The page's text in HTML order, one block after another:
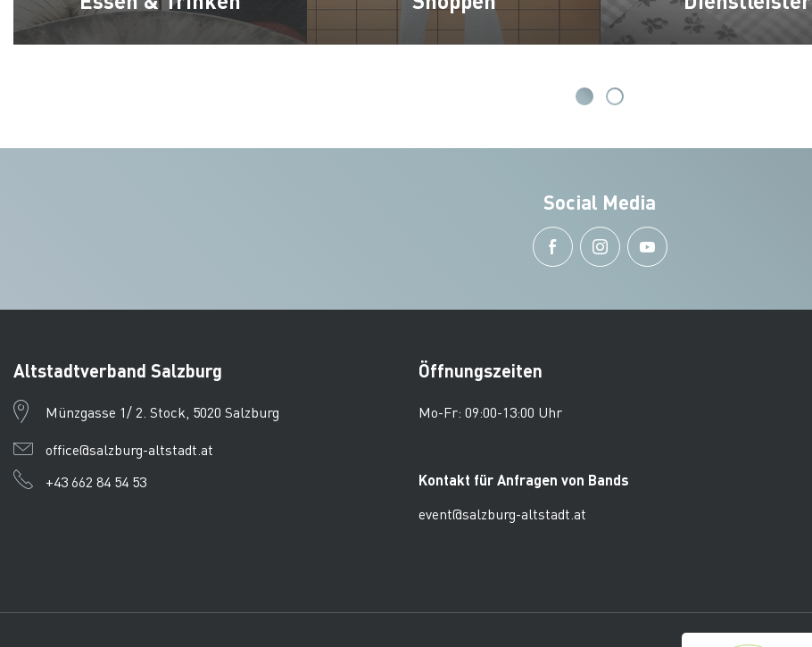
Social Media
Altstadtverband Salzburg
Münzgasse 1/ 2. Stock, 5020 Salzburg
office@salzburg-altstadt.at
+43 662 84 54 53
Öffnungszeiten
Mo-Fr: 09:00-13:00 Uhr
Kontakt für Anfragen von Bands
event@salzburg-altstadt.at